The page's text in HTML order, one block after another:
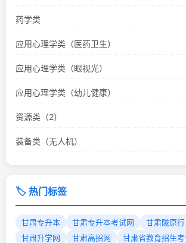
药学类
应用心理学类（医药卫生）
应用心理学类（眼视光）
应用心理学类（幼儿健康）
资源类（2）
装备类（无人机）
🏷️ 热门标签
甘肃专升本 甘肃专升本考试网 甘肃陇原行
甘肃升学网
甘肃高招网
甘肃省教育招生